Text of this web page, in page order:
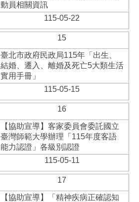
動員相關資訊
115-05-22
15
臺北市政府民政局115年「出生、
結婚、遷入、離婚及死亡5大類生活
實用手冊」
115-05-15
16
【協助宣導】客家委員會委託國立
臺灣師範大學辦理「115年度客語
能力認證」各級別認證
115-05-11
17
【協助宣導】「精神疾病正確認知